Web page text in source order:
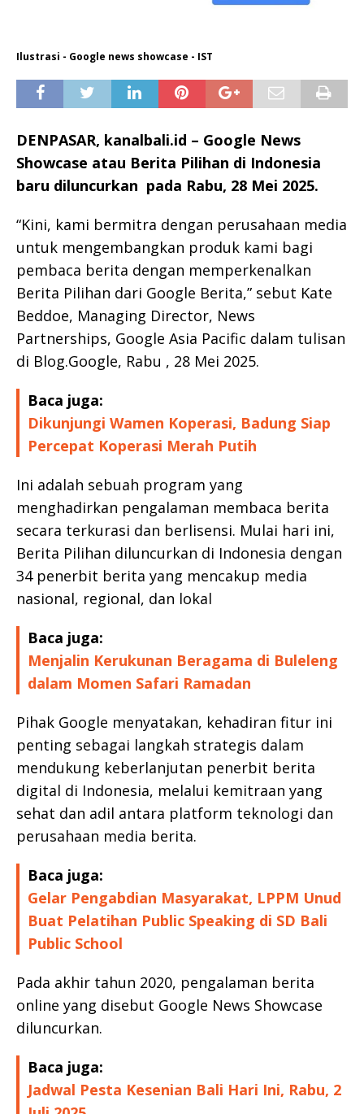
Ilustrasi - Google news showcase - IST
DENPASAR, kanalbali.id – Google News
Showcase atau Berita Pilihan di Indonesia
baru diluncurkan pada Rabu, 28 Mei 2025.
“Kini, kami bermitra dengan perusahaan media
untuk mengembangkan produk kami bagi
pembaca berita dengan memperkenalkan
Berita Pilihan dari Google Berita,” sebut Kate
Beddoe, Managing Director, News
Partnerships, Google Asia Pacific dalam tulisan
di Blog.Google, Rabu , 28 Mei 2025.
Baca juga:
Dikunjungi Wamen Koperasi, Badung Siap
Percepat Koperasi Merah Putih
Ini adalah sebuah program yang
menghadirkan pengalaman membaca berita
secara terkurasi dan berlisensi. Mulai hari ini,
Berita Pilihan diluncurkan di Indonesia dengan
34 penerbit berita yang mencakup media
nasional, regional, dan lokal
Baca juga:
Menjalin Kerukunan Beragama di Buleleng
dalam Momen Safari Ramadan
Pihak Google menyatakan, kehadiran fitur ini
penting sebagai langkah strategis dalam
mendukung keberlanjutan penerbit berita
digital di Indonesia, melalui kemitraan yang
sehat dan adil antara platform teknologi dan
perusahaan media berita.
Baca juga:
Gelar Pengabdian Masyarakat, LPPM Unud
Buat Pelatihan Public Speaking di SD Bali
Public School
Pada akhir tahun 2020, pengalaman berita
online yang disebut Google News Showcase
diluncurkan.
Baca juga:
Jadwal Pesta Kesenian Bali Hari Ini, Rabu, 2